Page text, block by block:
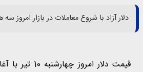
دلار آزاد با شروع معاملات در بازار امروز سه هزار و ۵۰۰ تومان
قیمت دلار امروز